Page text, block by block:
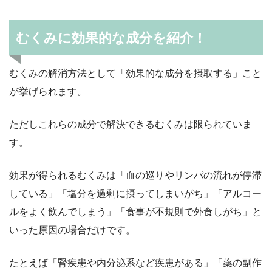
むくみに効果的な成分を紹介！
むくみの解消方法として「効果的な成分を摂取する」こと
が挙げられます。
ただしこれらの成分で解決できるむくみは限られていま
す。
効果が得られるむくみは「血の巡りやリンパの流れが停滞
している」「塩分を過剰に摂ってしまいがち」「アルコー
ルをよく飲んでしまう」「食事が不規則で外食しがち」と
いった原因の場合だけです。
たとえば「腎疾患や内分泌系など疾患がある」「薬の副作